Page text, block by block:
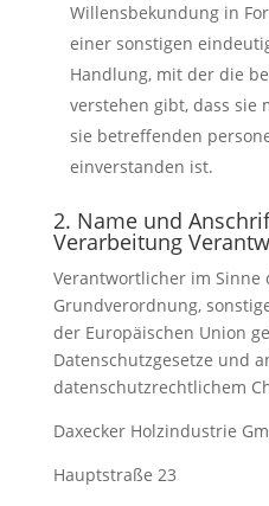
Willensbekundung in
einer sonstigen
Handlung, mit der die
verstehen gibt, dass sie
sie betreffenden
einverstanden ist.
2. Name und
Verarbeitung
Verantwortlicher im Sinne
Grundverordnung,
der Europäischen Union
Datenschutzgesetze und
datenschutzrechtlichem
Daxecker Holzindustrie
Hauptstraße 23